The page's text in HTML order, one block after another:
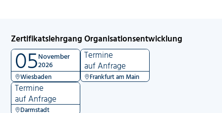
Zertifikatslehrgang Organisationsentwicklung
05November
2026
Wiesbaden
Termine
auf Anfrage
Frankfurt am Main
Termine
auf Anfrage
Darmstadt